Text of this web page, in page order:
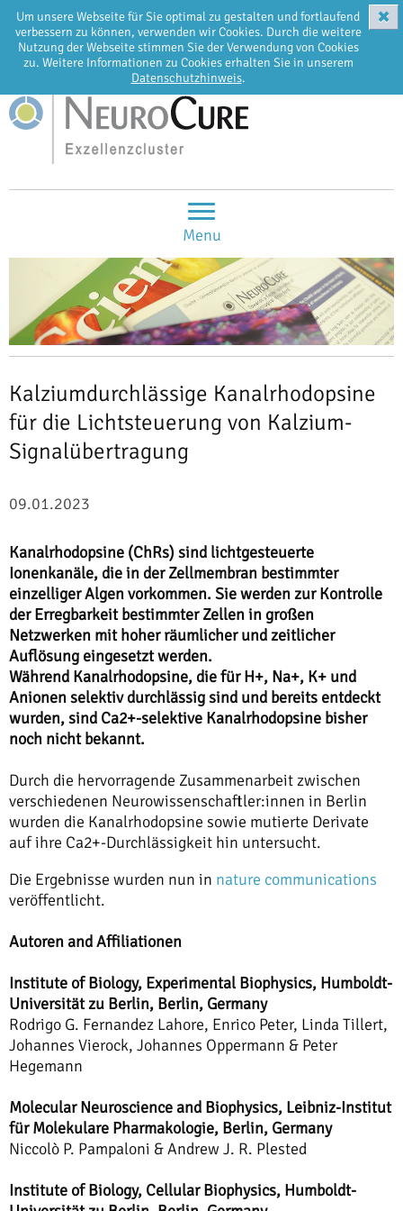
Um unsere Webseite für Sie optimal zu gestalten und fortlaufend
verbessern zu können, verwenden wir Cookies. Durch die weitere
Nutzung der Webseite stimmen Sie der Verwendung von Cookies
zu. Weitere Informationen zu Cookies erhalten Sie in unserem
Datenschutzhinweis.
✖
EN DE
Menu
Kalziumdurchlässige Kanalrhodopsine
für die Lichtsteuerung von Kalzium-
Signalübertragung
09.01.2023
Kanalrhodopsine (ChRs) sind lichtgesteuerte
Ionenkanäle, die in der Zellmembran bestimmter
einzelliger Algen vorkommen. Sie werden zur Kontrolle
der Erregbarkeit bestimmter Zellen in großen
Netzwerken mit hoher räumlicher und zeitlicher
Auflösung eingesetzt werden.
Während Kanalrhodopsine, die für H+, Na+, K+ und
Anionen selektiv durchlässig sind und bereits entdeckt
wurden, sind Ca2+-selektive Kanalrhodopsine bisher
noch nicht bekannt.
Durch die hervorragende Zusammenarbeit zwischen
verschiedenen Neurowissenschaftler:innen in Berlin
wurden die Kanalrhodopsine sowie mutierte Derivate
auf ihre Ca2+-Durchlässigkeit hin untersucht.
Die Ergebnisse wurden nun in nature communications
veröffentlicht.
Autoren and Affiliationen
Institute of Biology, Experimental Biophysics, Humboldt-
Universität zu Berlin, Berlin, Germany
Rodrigo G. Fernandez Lahore, Enrico Peter, Linda Tillert,
Johannes Vierock, Johannes Oppermann & Peter
Hegemann
Molecular Neuroscience and Biophysics, Leibniz-Institut
für Molekulare Pharmakologie, Berlin, Germany
Niccolò P. Pampaloni & Andrew J. R. Plested
Institute of Biology, Cellular Biophysics, Humboldt-